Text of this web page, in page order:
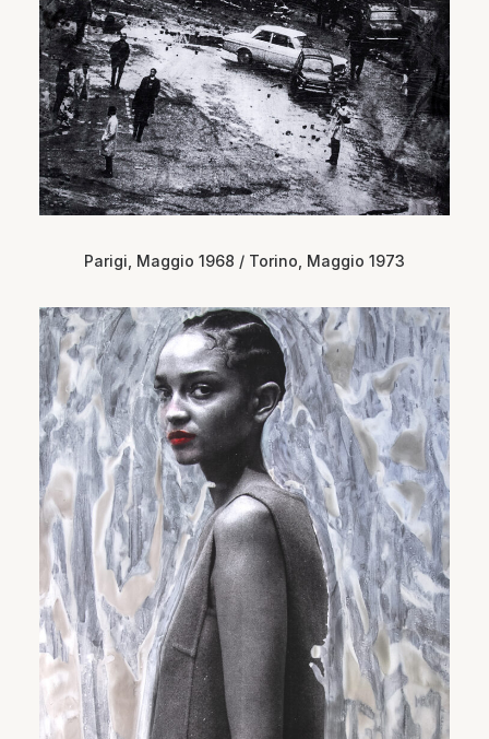
Parigi, Maggio 1968 / Torino, Maggio 1973